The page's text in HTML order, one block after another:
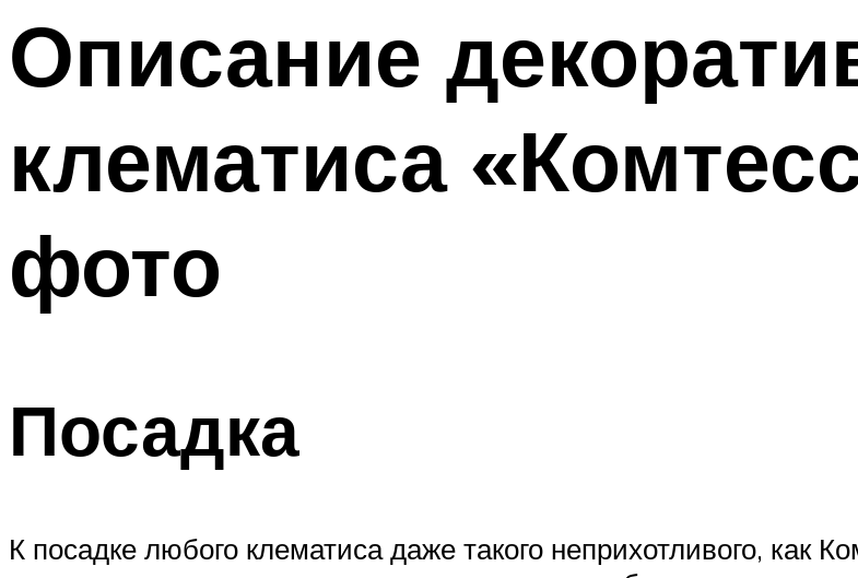
Описание
клематиса
фото
Посадка
К посадке любого клематиса даже такого неприхотливого, как